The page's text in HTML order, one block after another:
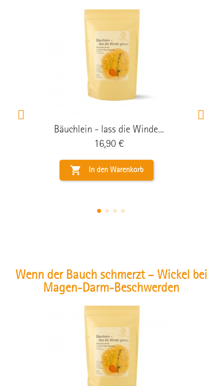
Bäuchlein - lass die Winde...
Preis
16,90 €
 In den Warenkorb
Wenn der Bauch schmerzt – Wickel bei
Magen-Darm-Beschwerden